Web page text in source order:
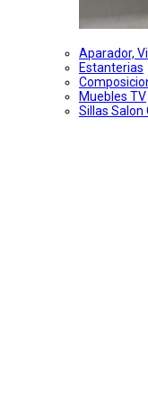
Aparador,
Estanterias
Muebles TV
Sillas Salon